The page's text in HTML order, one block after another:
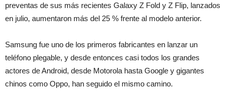
preventas de sus más recientes Galaxy Z Fold y Z Flip, lanzados
en julio, aumentaron más del 25 % frente al modelo anterior.
Samsung fue uno de los primeros fabricantes en lanzar un
teléfono plegable, y desde entonces casi todos los grandes
actores de Android, desde Motorola hasta Google y gigantes
chinos como Oppo, han seguido el mismo camino.